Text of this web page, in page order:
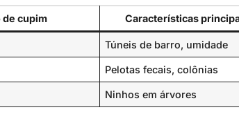
de cupim Características
Túneis de barro, umidade
Pelotas fecais, colônias
Ninhos em árvores